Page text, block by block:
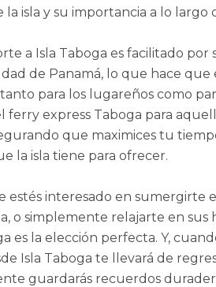
la isla y su importancia a lo largo
a Isla Taboga es facilitado por
de Panamá, lo que hace
para los lugareños como
ferry express Taboga para
que maximices tu
la isla tiene para ofrecer.
estés interesado en sumergirte
o simplemente relajarte en sus
es la elección perfecta. Y,
Isla Taboga te llevará de
guardarás recuerdos